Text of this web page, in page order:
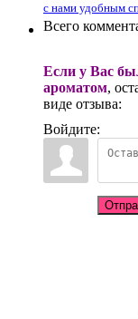
с нами удобным
Всего
Если у Вас
ароматом,
виде отзыва:
Войдите: